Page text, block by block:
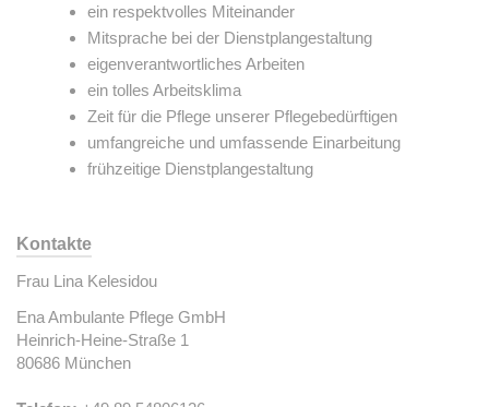
ein respektvolles Miteinander
Mitsprache bei der Dienstplangestaltung
eigenverantwortliches Arbeiten
ein tolles Arbeitsklima
Zeit für die Pflege unserer Pflegebedürftigen
umfangreiche und umfassende Einarbeitung
frühzeitige Dienstplangestaltung
Kontakte
Frau Lina Kelesidou
Ena Ambulante Pflege GmbH
Heinrich-Heine-Straße 1
80686 München